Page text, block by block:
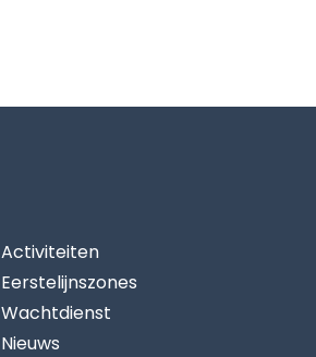
Activiteiten
Eerstelijnszones
Wachtdienst
Nieuws